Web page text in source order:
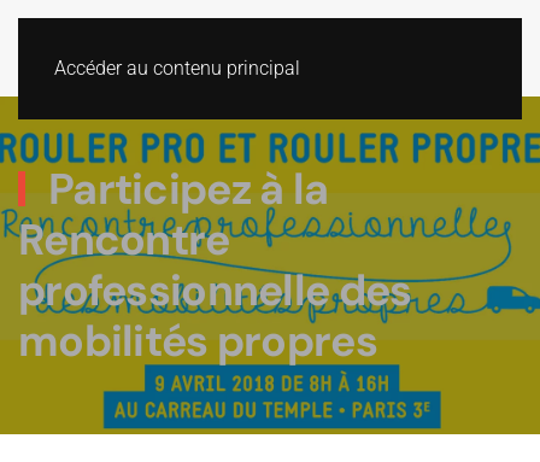
Accéder au contenu principal
Participez à la
Rencontre
professionnelle des
mobilités propres